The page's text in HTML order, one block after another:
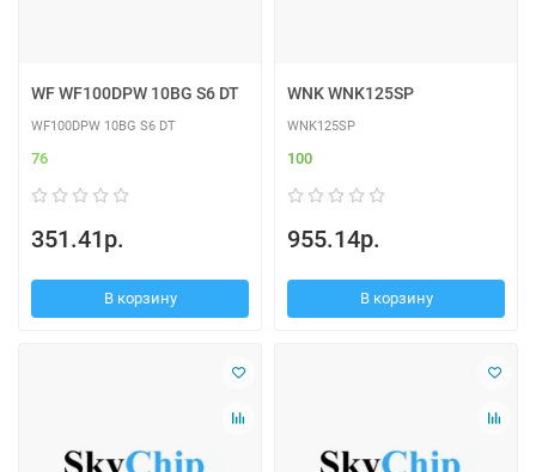
WF WF100DPW 10BG S6 DT
WF100DPW 10BG S6 DT
76
351.41р.
В корзину
WNK WNK125SP
WNK125SP
100
955.14р.
В корзину